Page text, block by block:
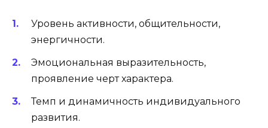
Уровень активности, общительности,
энергичности.
Эмоциональная выразительность,
проявление черт характера.
Темп и динамичность индивидуального
развития.